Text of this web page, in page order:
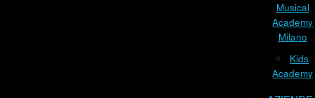
Musical
Academy
Milano
Kids
Academy